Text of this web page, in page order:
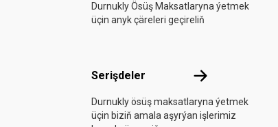
Durnukly Ösüş Maksatlaryna ýetmek
üçin anyk çäreleri geçireliň
Serişdeler Serişdeler
Durnukly ösüş maksatlaryna ýetmek
üçin biziň amala aşyrýan işlerimiz